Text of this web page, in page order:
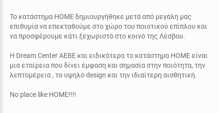
Το κατάστημα ΗΟΜΕ δημιουργήθηκε μετά από μεγάλη μας
επιθυμία να επεκταθούμε στο χώρο του ποιοτικού επίπλου και
να προσφέρουμε κάτι ξεχωριστό στο κοινό της Λέσβου.
Η Dream Center AEBE και ειδικότερα το κατάστημα ΗΟΜΕείναι
μια εταίρεια που δίνει έμφαση και σημασία στην ποιότητα, την
λεπτομέρεια , το υψηλόdesign και την ιδιαίτερη αισθητική.
No place like HOME!!!!